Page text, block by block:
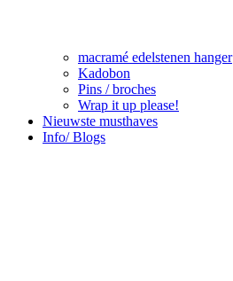
macramé edelstenen hanger
Kadobon
Pins / broches
Wrap it up please!
Nieuwste musthaves
Info/ Blogs